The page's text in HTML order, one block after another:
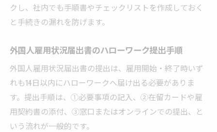
クし、社内でも手順書やチェックリストを作成しておく
と手続きの漏れを防げます。
外国人雇用状況届出書のハローワーク提出手順
外国人雇用状況届出書の提出は、雇用開始・終了時いず
れも14日以内にハローワークへ届け出る必要がありま
す。提出手順は、①必要事項の記入、②在留カードや雇
用契約書の添付、③窓口またはオンラインでの提出、と
いう流れが一般的です。